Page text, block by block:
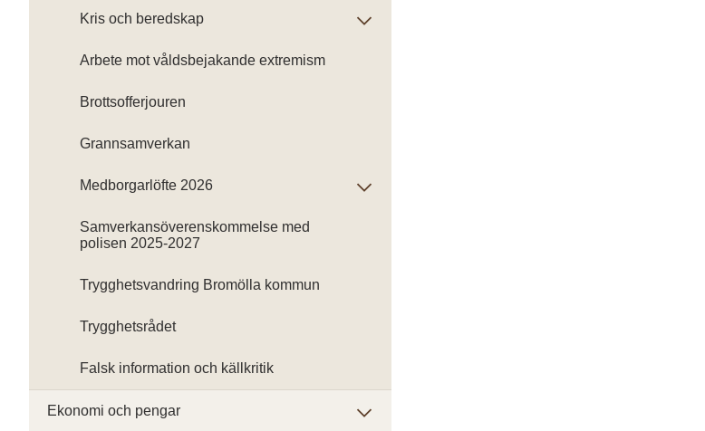
Kris och beredskap
Arbete mot våldsbejakande extremism
Brottsofferjouren
Grannsamverkan
Medborgarlöfte 2026
Samverkansöverenskommelse med
polisen 2025-2027
Trygghetsvandring Bromölla kommun
Trygghetsrådet
Falsk information och källkritik
Ekonomi och pengar